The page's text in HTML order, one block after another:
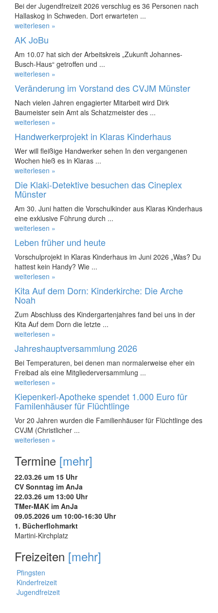
Bei der Jugendfreizeit 2026 verschlug es 36 Personen nach
Hallaskog in Schweden. Dort erwarteten ...
weiterlesen »
AK JoBu
Am 10.07 hat sich der Arbeitskreis „Zukunft Johannes-
Busch-Haus“ getroffen und ...
weiterlesen »
Veränderung im Vorstand des CVJM Münster
Nach vielen Jahren engagierter Mitarbeit wird Dirk
Baumeister sein Amt als Schatzmeister des ...
weiterlesen »
Handwerkerprojekt in Klaras Kinderhaus
Wer will fleißige Handwerker sehen In den vergangenen
Wochen hieß es in Klaras ...
weiterlesen »
Die Klaki-Detektive besuchen das Cineplex
Münster
Am 30. Juni hatten die Vorschulkinder aus Klaras Kinderhaus
eine exklusive Führung durch ...
weiterlesen »
Leben früher und heute
Vorschulprojekt in Klaras Kinderhaus im Juni 2026 „Was? Du
hattest kein Handy? Wie ...
weiterlesen »
Kita Auf dem Dorn: Kinderkirche: Die Arche
Noah
Zum Abschluss des Kindergartenjahres fand bei uns in der
Kita Auf dem Dorn die letzte ...
weiterlesen »
Jahreshauptversammlung 2026
Bei Temperaturen, bei denen man normalerweise eher ein
Freibad als eine Mitgliederversammlung ...
weiterlesen »
Kiepenkerl-Apotheke spendet 1.000 Euro für
Familenhäuser für Flüchtlinge
Vor 20 Jahren wurden die Familienhäuser für Flüchtlinge des
CVJM (Christlicher ...
weiterlesen »
Termine [mehr]
22.03.26 um 15 Uhr
CV Sonntag im AnJa
22.03.26 um 13:00 Uhr
TMer-MAK im AnJa
09.05.2026 um 10:00-16:30 Uhr
1. Bücherflohmarkt
Martini-Kirchplatz
Freizeiten [mehr]
Pfingsten
Kinderfreizeit
Jugendfreizeit